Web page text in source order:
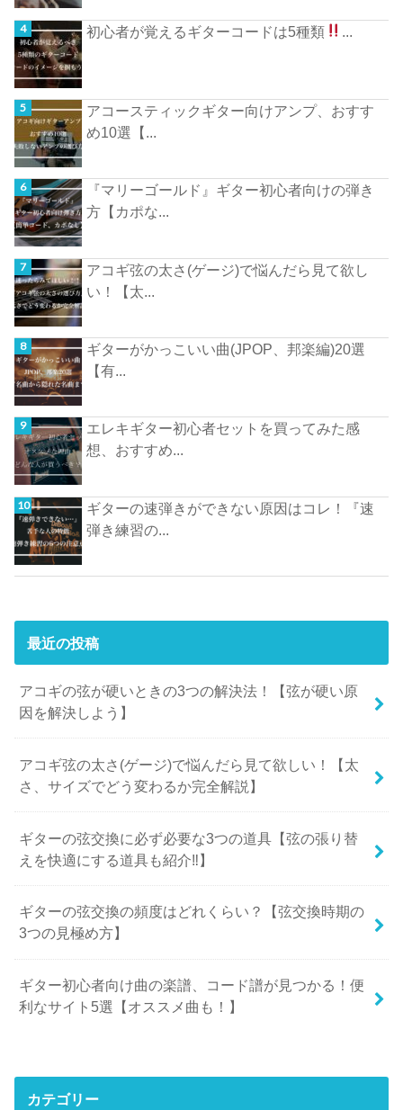
初心者が覚えるギターコードは5種類
アコースティックギター向けアンプ、おすす
め10選【...
『マリーゴールド』ギター初心者向けの弾き
方【カポな...
アコギ弦の太さ(ゲージ)で悩んだら見て欲し
い！【太...
ギターがかっこいい曲(JPOP、邦楽編)20選
【有...
エレキギター初心者セットを買ってみた感
想、おすすめ...
ギターの速弾きができない原因はコレ！『速
弾き練習の...
最近の投稿
アコギの弦が硬いときの3つの解決法！【弦が硬い原
因を解決しよう】
アコギ弦の太さ(ゲージ)で悩んだら見て欲しい！【太
さ、サイズでどう変わるか完全解説】
ギターの弦交換に必ず必要な3つの道具【弦の張り替
えを快適にする道具も紹介‼︎】
ギターの弦交換の頻度はどれくらい？【弦交換時期の
3つの見極め方】
ギター初心者向け曲の楽譜、コード譜が見つかる！便
利なサイト5選【オススメ曲も！】
カテゴリー